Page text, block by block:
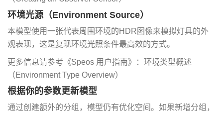
环境光源（Environment Source）
本模型使用一张代表周围环境的HDR图像来模拟灯具的外
观表现，这是复现环境光照条件最高效的方式。
更多信息请参考《Speos 用户指南》：环境类型概述
（Environment Type Overview）
根据你的参数更新模型
通过创建额外的分组，模型仍有优化空间。如果新增分组，